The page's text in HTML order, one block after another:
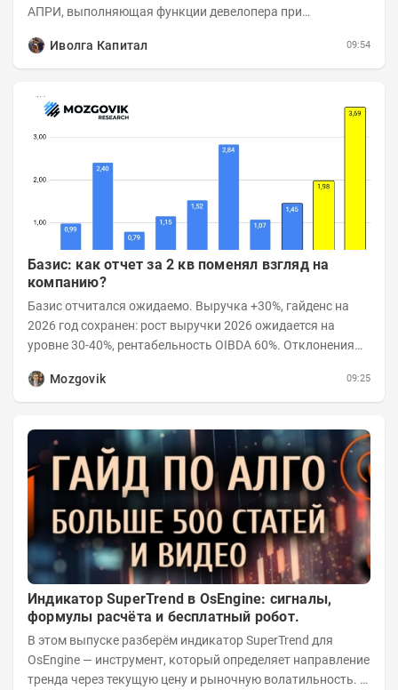
АПРИ, выполняющая функции девелопера при
Иволга Капитал
09:54
Базис: как отчет за 2 кв поменял взгляд на
компанию?
Базис отчитался ожидаемо. Выручка +30%, гайденс на
2026 год сохранен: рост выручки 2026 ожидается на
уровне 30-40%, рентабельность OIBDA 60%. Отклонения
Mozgovik
09:25
Индикатор SuperTrend в OsEngine: сигналы,
формулы расчёта и бесплатный робот.
В этом выпуске разберём индикатор SuperTrend для
OsEngine — инструмент, который определяет направление
тренда через текущую цену и рыночную волатильность. В